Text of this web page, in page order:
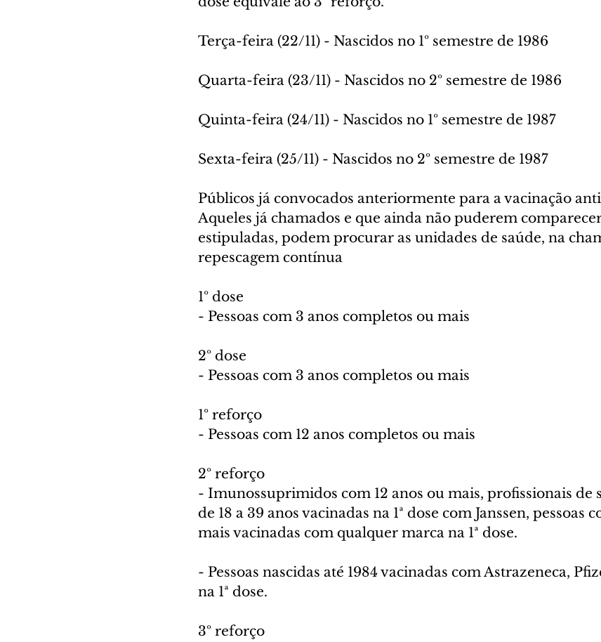
Terça-feira (22/11) - Nascidos no 1º semestre de 1986
Quarta-feira (23/11) - Nascidos no 2º semestre de 1986
Quinta-feira (24/11) - Nascidos no 1º semestre de 1987
Sexta-feira (25/11) - Nascidos no 2º semestre de 1987
Públicos já convocados anteriormente para a vacinação
Aqueles já chamados e que ainda não puderem
estipuladas, podem procurar as unidades de saúde, na
repescagem contínua
1º dose
- Pessoas com 3 anos completos ou mais
2º dose
- Pessoas com 3 anos completos ou mais
1º reforço
- Pessoas com 12 anos completos ou mais
2º reforço
- Imunossuprimidos com 12 anos ou mais, profissionais de
de 18 a 39 anos vacinadas na 1ª dose com Janssen, pessoas
mais vacinadas com qualquer marca na 1ª dose.
- Pessoas nascidas até 1984 vacinadas com Astrazeneca,
na 1ª dose.
3º reforço